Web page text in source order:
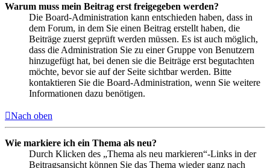
Warum muss mein Beitrag erst freigegeben werden?
Die Board-Administration kann entschieden haben, dass in
dem Forum, in dem Sie einen Beitrag erstellt haben, die
Beiträge zuerst geprüft werden müssen. Es ist auch möglich,
dass die Administration Sie zu einer Gruppe von Benutzern
hinzugefügt hat, bei denen sie die Beiträge erst begutachten
möchte, bevor sie auf der Seite sichtbar werden. Bitte
kontaktieren Sie die Board-Administration, wenn Sie weitere
Informationen dazu benötigen.
Nach oben
Wie markiere ich ein Thema als neu?
Durch Klicken des „Thema als neu markieren“-Links in der
Beitragsansicht können Sie das Thema wieder ganz nach